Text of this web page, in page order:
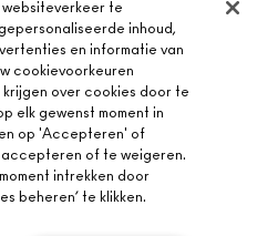
websiteverkeer te
inhoud,
en informatie van
cookievoorkeuren
over cookies door te
elk gewenst moment in
op 'Accepteren' of
of te weigeren.
intrekken door
beheren’ te klikken.